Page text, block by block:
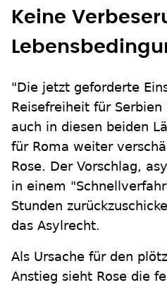
Keine
"Die jetzt geforderte
Reisefreiheit für
auch in diesen beiden
für Roma weiter
Rose. Der Vorschlag,
in einem
Stunden
das Asylrecht.
Als Ursache für den
Anstieg sieht Rose die